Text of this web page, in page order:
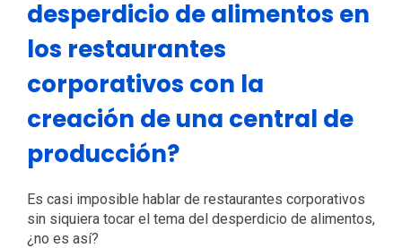
desperdicio de alimentos en
los restaurantes
corporativos con la
creación de una central de
producción?
Es casi imposible hablar de restaurantes corporativos
sin siquiera tocar el tema del desperdicio de alimentos,
¿no es así?